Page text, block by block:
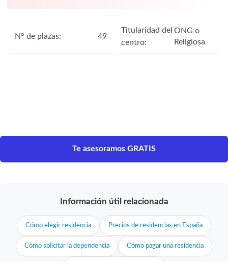
N° de plazas: 49
Titularidad del
centro:
ONG o
Religiosa
Te asesoramos GRATIS
Información útil relacionada
Cómo elegir residencia Precios de residencias en España
Cómo solicitar la dependencia Cómo pagar una residencia